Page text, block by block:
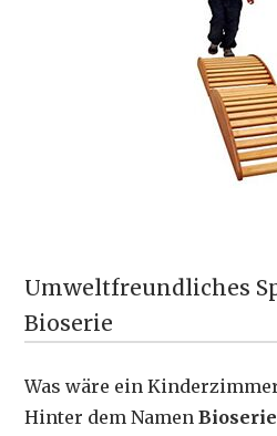
Umweltfreundliches
Bioserie
Was wäre ein
Hinter dem NamenBioserie